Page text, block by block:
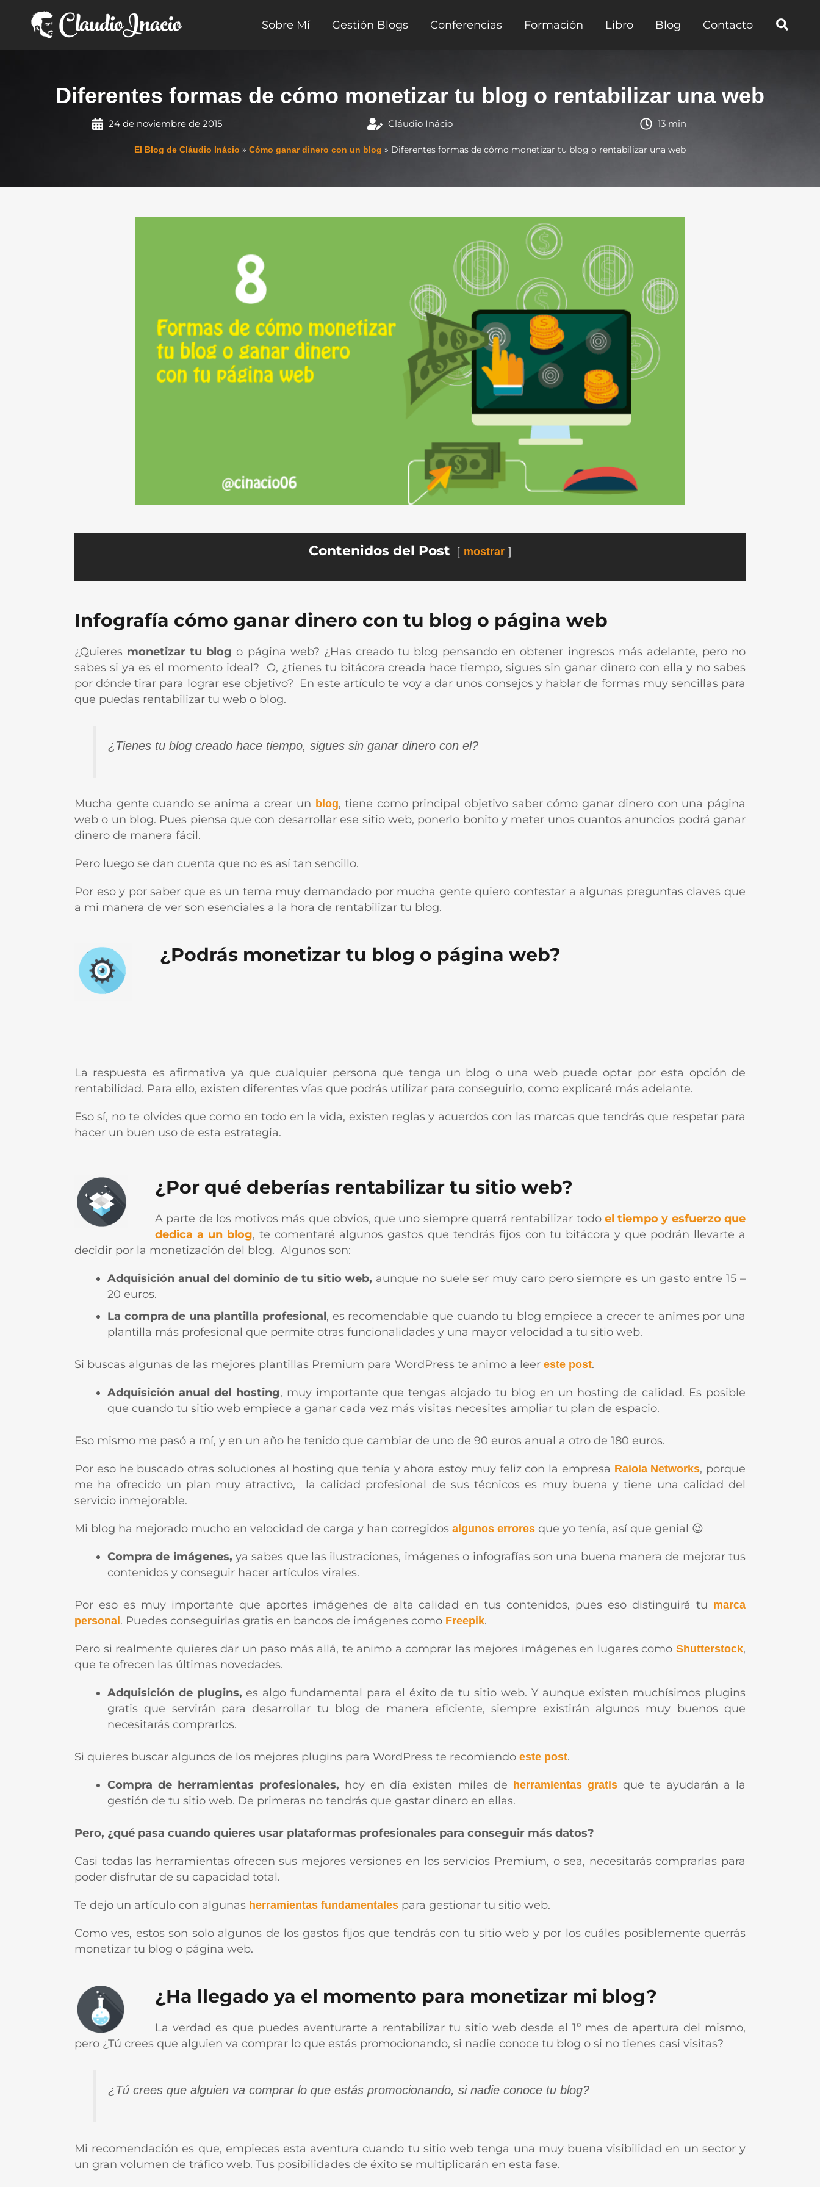
contenido
Sobre Mí Gestión Blogs Conferencias Formación Libro Blog Contacto
Diferentes formas de cómo monetizar tu blog o rentabilizar una web
24 de noviembre de 2015 Cláudio Inácio 13 min
El Blog de Cláudio Inácio » Cómo ganar dinero con un blog » Diferentes formas de cómo monetizar tu blog o rentabilizar una web
Contenidos del Post mostrar
Infografía cómo ganar dinero con tu blog o página web
¿Quieres monetizar tu blog o página web? ¿Has creado tu blog pensando en obtener ingresos más adelante, pero no
sabes si ya es el momento ideal? O, ¿tienes tu bitácora creada hace tiempo, sigues sin ganar dinero con ella y no sabes
por dónde tirar para lograr ese objetivo? En este artículo te voy a dar unos consejos y hablar de formas muy sencillas para
que puedas rentabilizar tu web o blog.
¿Tienes tu blog creado hace tiempo, sigues sin ganar dinero con el?
Mucha gente cuando se anima a crear un blog, tiene como principal objetivo saber cómo ganar dinero con una página
web o un blog. Pues piensa que con desarrollar ese sitio web, ponerlo bonito y meter unos cuantos anuncios podrá ganar
dinero de manera fácil.
Pero luego se dan cuenta que no es así tan sencillo.
Por eso y por saber que es un tema muy demandado por mucha gente quiero contestar a algunas preguntas claves que
a mi manera de ver son esenciales a la hora de rentabilizar tu blog.
¿Podrás monetizar tu blog o página web?
La respuesta es afirmativa ya que cualquier persona que tenga un blog o una web puede optar por esta opción de
rentabilidad. Para ello, existen diferentes vías que podrás utilizar para conseguirlo, como explicaré más adelante.
Eso sí, no te olvides que como en todo en la vida, existen reglas y acuerdos con las marcas que tendrás que respetar para
hacer un buen uso de esta estrategia.
¿Por qué deberías rentabilizar tu sitio web?
A parte de los motivos más que obvios, que uno siempre querrá rentabilizar todo el tiempo y esfuerzo que
dedica a un blog, te comentaré algunos gastos que tendrás fijos con tu bitácora y que podrán llevarte a
decidir por la monetización del blog. Algunos son:
Adquisición anual del dominio de tu sitio web, aunque no suele ser muy caro pero siempre es un gasto entre 15 –
20 euros.
La compra de una plantilla profesional, es recomendable que cuando tu blog empiece a crecer te animes por una
plantilla más profesional que permite otras funcionalidades y una mayor velocidad a tu sitio web.
Si buscas algunas de las mejores plantillas Premium para WordPress te animo a leer este post.
Adquisición anual del hosting, muy importante que tengas alojado tu blog en un hosting de calidad. Es posible
que cuando tu sitio web empiece a ganar cada vez más visitas necesites ampliar tu plan de espacio.
Eso mismo me pasó a mí, y en un año he tenido que cambiar de uno de 90 euros anual a otro de 180 euros.
Por eso he buscado otras soluciones al hosting que tenía y ahora estoy muy feliz con la empresa Raiola Networks, porque
me ha ofrecido un plan muy atractivo, la calidad profesional de sus técnicos es muy buena y tiene una calidad del
servicio inmejorable.
Mi blog ha mejorado mucho en velocidad de carga y han corregidos algunos errores que yo tenía, así que genial 😉
Compra de imágenes,ya sabes que las ilustraciones, imágenes o infografías son una buena manera de mejorar tus
contenidos y conseguir hacer artículos virales.
Por eso es muy importante que aportes imágenes de alta calidad en tus contenidos, pues eso distinguirá tu marca
personal . Puedes conseguirlas gratis en bancos de imágenes como Freepik.
Pero si realmente quieres dar un paso más allá, te animo a comprar las mejores imágenes en lugares como Shutterstock,
que te ofrecen las últimas novedades.
Adquisición de plugins, es algo fundamental para el éxito de tu sitio web. Y aunque existen muchísimos plugins
gratis que servirán para desarrollar tu blog de manera eficiente, siempre existirán algunos muy buenos que
necesitarás comprarlos.
Si quieres buscar algunos de los mejores plugins para WordPress te recomiendo este post.
Compra de herramientas profesionales, hoy en día existen miles de herramientas gratis que te ayudarán a la
gestión de tu sitio web. De primeras no tendrás que gastar dinero en ellas.
Pero, ¿qué pasa cuando quieres usar plataformas profesionales para conseguir más datos?
Casi todas las herramientas ofrecen sus mejores versiones en los servicios Premium, o sea, necesitarás comprarlas para
poder disfrutar de su capacidad total.
Te dejo un artículo con algunas herramientas fundamentales para gestionar tu sitio web.
Como ves, estos son solo algunos de los gastos fijos que tendrás con tu sitio web y por los cuáles posiblemente querrás
monetizar tu blog o página web.
¿Ha llegado ya el momento para monetizar mi blog?
La verdad es que puedes aventurarte a rentabilizar tu sitio web desde el 1º mes de apertura del mismo,
pero ¿Tú crees que alguien va comprar lo que estás promocionando, si nadie conoce tu blog o si no tienes casi visitas?
¿Tú crees que alguien va comprar lo que estás promocionando, si nadie conoce tu blog?
Mi recomendación es que, empieces esta aventura cuando tu sitio web tenga una muy buena visibilidad en un sector y
un gran volumen de tráfico web. Tus posibilidades de éxito se multiplicarán en esta fase.